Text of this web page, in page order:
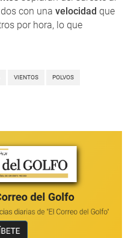
con una velocidad que
por hora, lo que
VIENTOS POLVOS